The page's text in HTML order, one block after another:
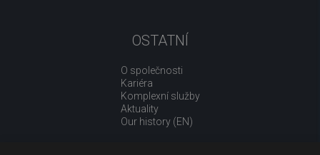
OSTATNÍ
O společnosti
Kariéra
Komplexní služby
Aktuality
Our history (EN)